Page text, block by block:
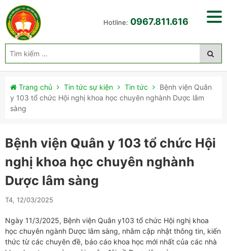
Hotline: 0967.811.616
Trang chủ Tin tức sự kiện Tin tức
Bệnh viện Quân
y 103 tổ chức Hội nghị khoa học chuyên nghành Dược lâm
sàng
Bệnh viện Quân y 103 tổ chức Hội
nghị khoa học chuyên nghành
Dược lâm sàng
T4, 12/03/2025
Ngày 11/3/2025, Bệnh viện Quân y103 tổ chức Hội nghị khoa
học chuyên ngành Dược lâm sàng, nhằm cập nhật thông tin, kiến
thức từ các chuyên đề, báo cáo khoa học mới nhất của các nhà